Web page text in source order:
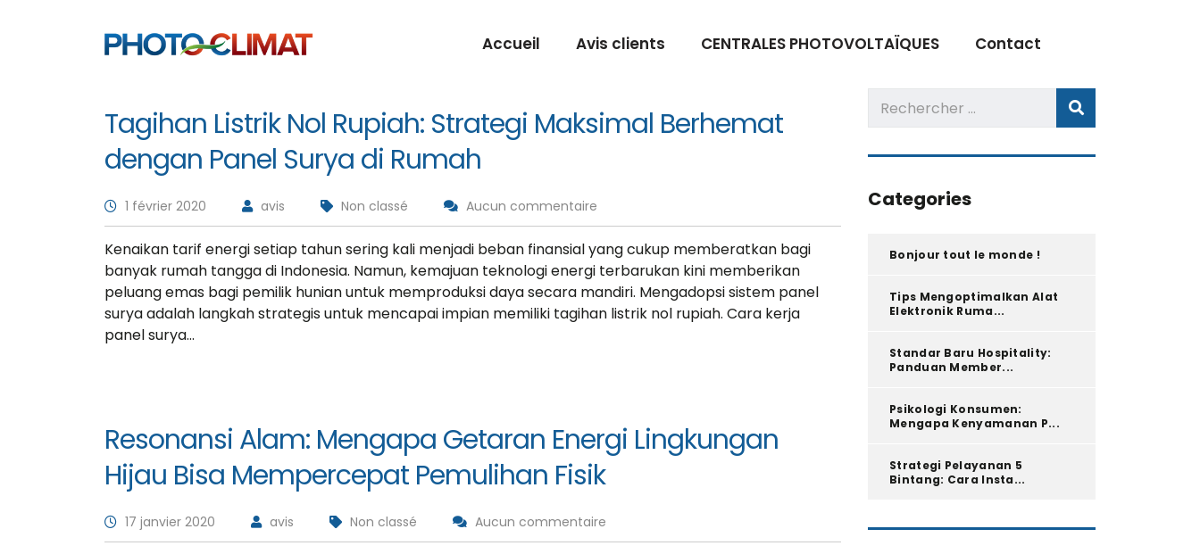
Accueil Avis clients CENTRALES PHOTOVOLTAÏQUES Contact
Tagihan Listrik Nol Rupiah: Strategi Maksimal Berhemat
dengan Panel Surya di Rumah
1 février 2020 avis Non classé Aucun commentaire
Kenaikan tarif energi setiap tahun sering kali menjadi beban finansial yang cukup memberatkan bagi
banyak rumah tangga di Indonesia. Namun, kemajuan teknologi energi terbarukan kini memberikan
peluang emas bagi pemilik hunian untuk memproduksi daya secara mandiri. Mengadopsi sistem panel
surya adalah langkah strategis untuk mencapai impian memiliki tagihan listrik nol rupiah. Cara kerja
panel surya…
Resonansi Alam: Mengapa Getaran Energi Lingkungan
Hijau Bisa Mempercepat Pemulihan Fisik
17 janvier 2020 avis Non classé Aucun commentaire
Categories
Bonjour tout le monde !
Tips Mengoptimalkan Alat
Elektronik Ruma...
Standar Baru Hospitality:
Panduan Member...
Psikologi Konsumen:
Mengapa Kenyamanan P...
Strategi Pelayanan 5
Bintang: Cara Insta...